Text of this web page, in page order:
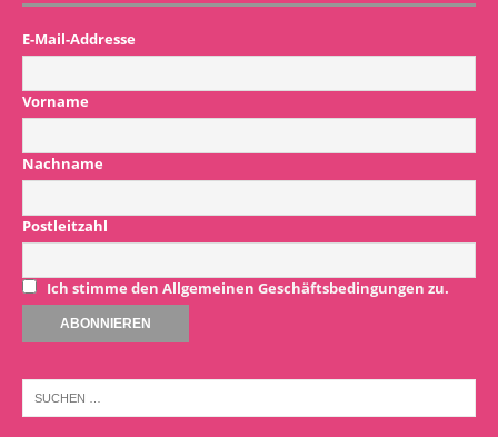
E-Mail-Addresse
Vorname
Nachname
Postleitzahl
Ich stimme den Allgemeinen Geschäftsbedingungen zu.